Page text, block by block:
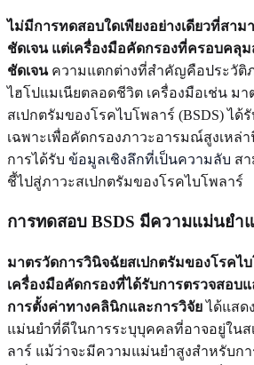
ไม่มีการทดสอบใดเพียงอย่างเดียวที่สาม
ชัดเจน แต่เครื่องมือคัดกรองที่ครอบคลุ
ชัดเจนความแตกต่างที่สำคัญคือประวัติ
ไฮโปแมเนียตลอดชีวิต เครื่องมือเช่น ม
สเปกตรัมของโรคไบโพลาร์ (BSDS) ได้
เฉพาะเพื่อคัดกรองภาวะอารมณ์สูงเหล่
การได้รับ ข้อมูลเชิงลึกที่เป็นความลับ ส
ชี้ไปสู่ภาวะสเปกตรัมของโรคไบโพลาร์
การทดสอบ BSDS มีความแม่นยำ
มาตรวัดการวินิจฉัยสเปกตรัมของโรคไบ
เครื่องมือคัดกรองที่ได้รับการตรวจสอบ
การตั้งค่าทางคลินิกและการวิจัยได้แสด
แม่นยำที่ดีในการระบุบุคคลที่อาจอยู่ในส
ลาร์ แม้ว่าจะมีความแม่นยำสูงสำหรับก